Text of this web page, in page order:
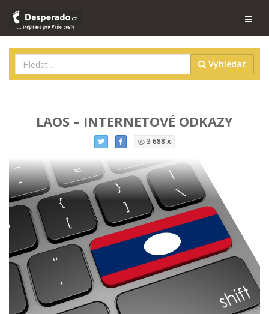
Vyhledat
LAOS – INTERNETOVÉ ODKAZY
3 688 x